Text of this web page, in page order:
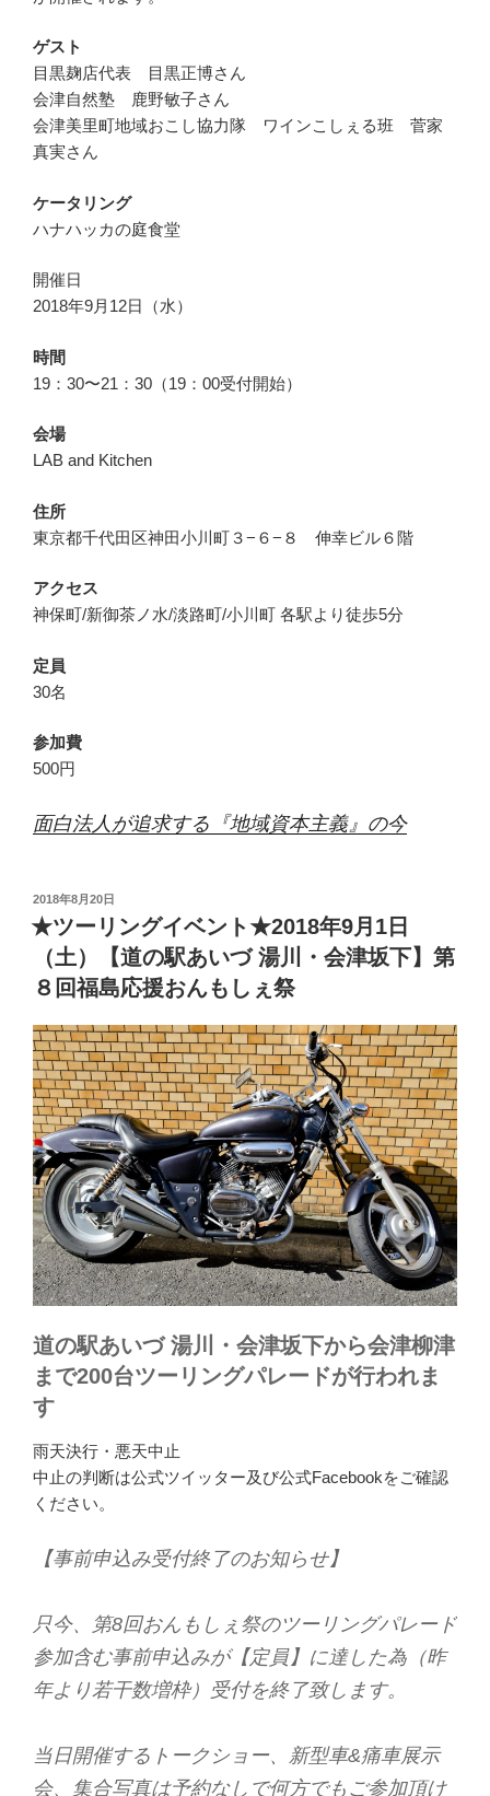
ゲスト
目黒麹店代表 目黒正博さん
会津自然塾 鹿野敏子さん
会津美里町地域おこし協力隊 ワインこしぇる班 菅家
真実さん
ケータリング
ハナハッカの庭食堂
開催日
2018年9月12日（水）
時間
19：30〜21：30（19：00受付開始）
会場
LAB and Kitchen
住所
東京都千代田区神田小川町３−６−８ 伸幸ビル６階
アクセス
神保町/新御茶ノ水/淡路町/小川町 各駅より徒歩5分
定員
30名
参加費
500円
面白法人が追求する『地域資本主義』の今
投
稿
日:
2018年8月20日
★ツーリングイベント★2018年9月1日
（土）【道の駅あいづ 湯川・会津坂下】第
８回福島応援おんもしぇ祭
道の駅あいづ 湯川・会津坂下から会津柳津
まで200台ツーリングパレードが行われま
す
雨天決行・悪天中止
中止の判断は公式ツイッター及び公式Facebookをご確認
ください。
【事前申込み受付終了のお知らせ】
只今、第8回おんもしぇ祭のツーリングパレード
参加含む事前申込みが【定員】に達した為（昨
年より若干数増枠）受付を終了致します。
当日開催するトークショー、新型車&痛車展示
会、集合写真は予約なしで何方でもご参加頂け